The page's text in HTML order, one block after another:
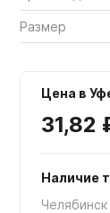
Размер
Цена в
31,82
Наличие
Челябинск